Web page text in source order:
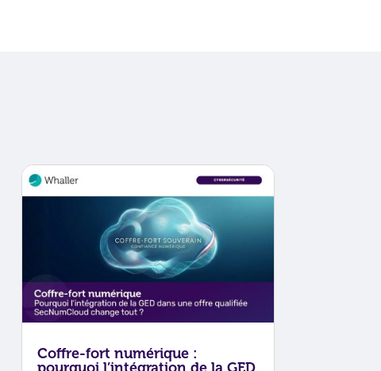
Coffre-fort numérique :